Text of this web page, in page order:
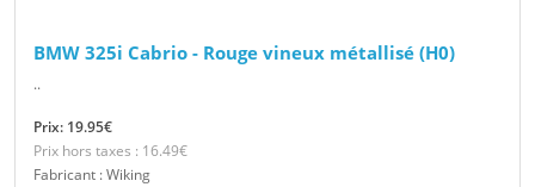
BMW 325i Cabrio - Rouge vineux métallisé (H0)
..
Prix: 19.95€
Prix hors taxes : 16.49€
Fabricant : Wiking